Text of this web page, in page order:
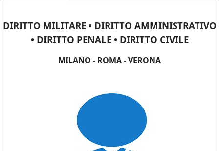
DIRITTO MILITARE • DIRITTO AMMINISTRATIVO
• DIRITTO PENALE • DIRITTO CIVILE
MILANO - ROMA - VERONA